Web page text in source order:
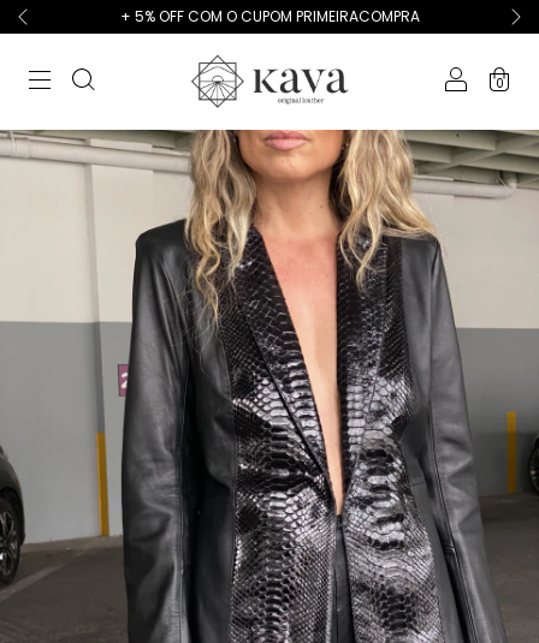
+ 5% OFF COM O CUPOM PRIMEIRACOMPRA
0